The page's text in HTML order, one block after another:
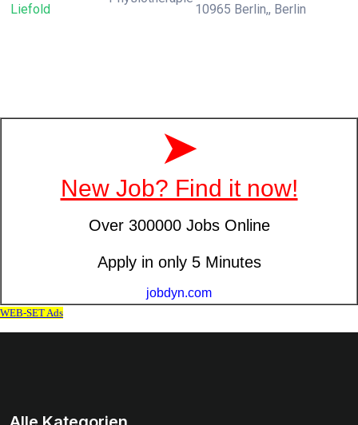
Liefold
10965 Berlin,, Berlin